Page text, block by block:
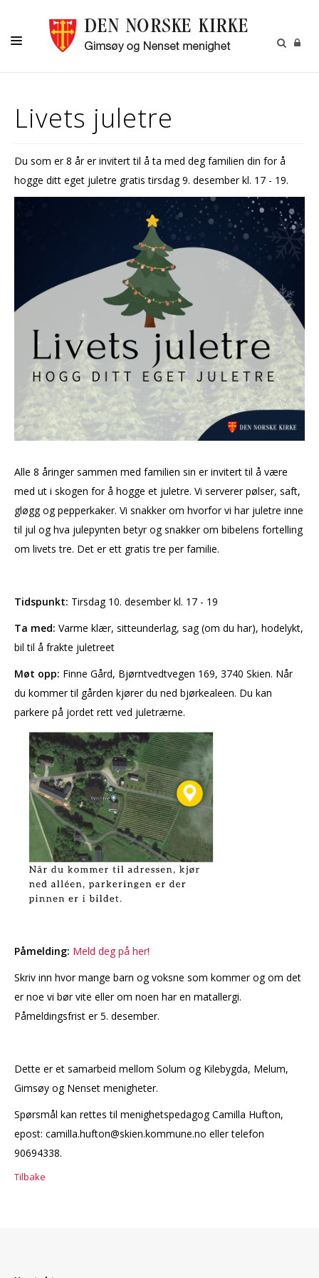
BARN OG UNGDOM
OM OSS
Livets juletre
Du som er 8 år er invitert til å ta med deg familien din for å
hogge ditt eget juletre gratis tirsdag 9. desember kl. 17 - 19.
Alle 8 åringer sammen med familien sin er invitert til å være
med ut i skogen for å hogge et juletre. Vi serverer pølser, saft,
gløgg og pepperkaker. Vi snakker om hvorfor vi har juletre inne
til jul og hva julepynten betyr og snakker om bibelens fortelling
om livets tre. Det er ett gratis tre per familie.
Tidspunkt: Tirsdag 10. desember kl. 17 - 19
Ta med: Varme klær, sitteunderlag, sag (om du har), hodelykt,
bil til å frakte juletreet
Møt opp: Finne Gård, Bjørntvedtvegen 169, 3740 Skien. Når
du kommer til gården kjører du ned bjørkealeen. Du kan
parkere på jordet rett ved juletrærne.
Påmelding: Meld deg på her!
Skriv inn hvor mange barn og voksne som kommer og om det
er noe vi bør vite eller om noen har en matallergi.
Påmeldingsfrist er 5. desember.
Dette er et samarbeid mellom Solum og Kilebygda, Melum,
Gimsøy og Nenset menigheter.
Spørsmål kan rettes til menighetspedagog Camilla Hufton,
epost: camilla.hufton@skien.kommune.no eller telefon
90694338.
Tilbake